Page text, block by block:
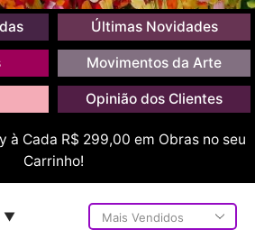
Últimas Novidades
Movimentos da Arte
Opinião dos Clientes
à Cada R$ 299,00 em Obras no seu
Carrinho!
▼